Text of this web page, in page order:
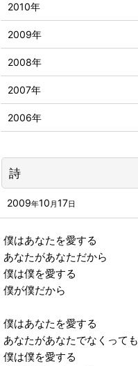
詩
2009年10 月 17日
僕はあなたを愛する
あなたがあなただから
僕は僕を愛する
僕が僕だから
僕はあなたを愛する
あなたがあなたでなくっても
僕は僕を愛する
2010年
2009年
2008年
2007年
2006年